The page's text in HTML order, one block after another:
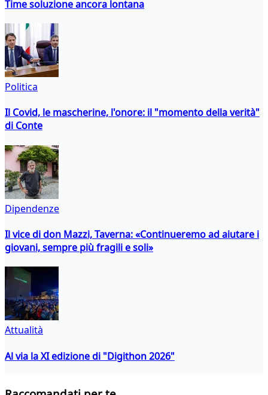
Time soluzione ancora lontana
Politica
Il Covid, le mascherine, l'onore: il "momento della verità"
di Conte
Dipendenze
Il vice di don Mazzi, Taverna: «Continueremo ad aiutare i
giovani, sempre più fragili e soli»
Attualità
Al via la XI edizione di "Digithon 2026"